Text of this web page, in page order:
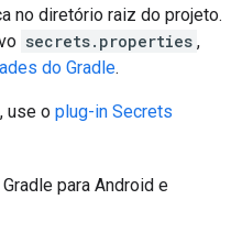
no diretório raiz do projeto.
secrets.properties ,
do Gradle.
use o plug-in Secrets
para Android e